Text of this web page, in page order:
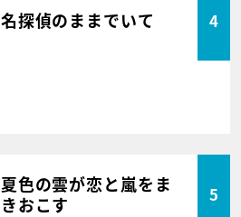
名探偵のままでいて 4
夏色の雲が恋と嵐をま
きおこす
5